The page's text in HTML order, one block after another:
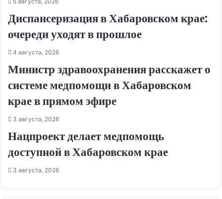
Диспансеризация в Хабаровском крае:
очереди уходят в прошлое
4 августа, 2026
Министр здравоохранения расскажет о
системе медпомощи в Хабаровском
крае в прямом эфире
3 августа, 2026
Нацпроект делает медпомощь
доступной в Хабаровском крае
3 августа, 2026